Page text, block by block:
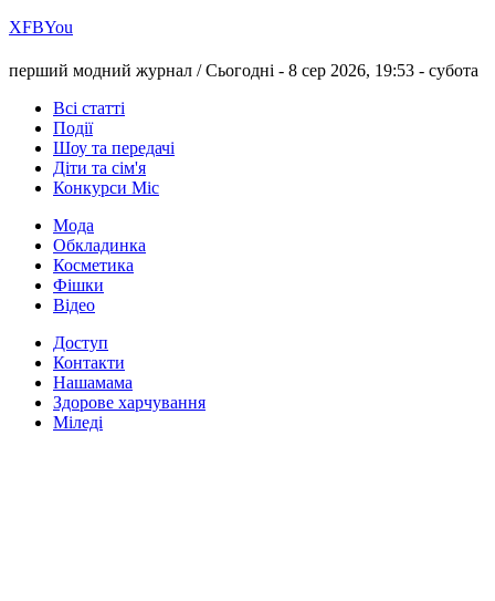
ХFBYou
перший модний журнал /Сьогодні - 8 сер 2026, 19:53 - субота
Всі статті
Події
Шоу та передачі
Діти та сім'я
Конкурси Міс
Мода
Обкладинка
Косметика
Фішки
Відео
Доступ
Контакти
Нашамама
Здорове харчування
Міледі